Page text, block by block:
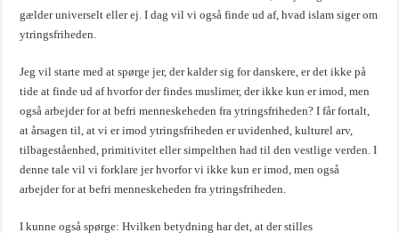
gælder universelt eller ej. I dag vil vi også finde ud af, hvad islam siger om
ytringsfriheden.
Jeg vil starte med at spørge jer, der kalder sig for danskere, er det ikke på
tide at finde ud af hvorfor der findes muslimer, der ikke kun er imod, men
også arbejder for at befri menneskeheden fra ytringsfriheden? I får fortalt,
at årsagen til, at vi er imod ytringsfriheden er uvidenhed, kulturel arv,
tilbageståenhed, primitivitet eller simpelthen had til den vestlige verden. I
denne tale vil vi forklare jer hvorfor vi ikke kun er imod, men også
arbejder for at befri menneskeheden fra ytringsfriheden.
I kunne også spørge: Hvilken betydning har det, at der stilles